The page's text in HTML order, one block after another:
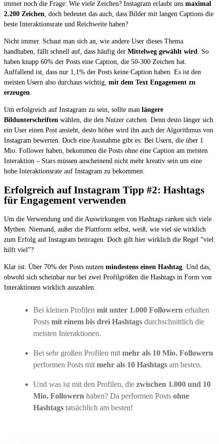
immer noch die Frage: Wie viele Zeichen? Instagram erlaubt uns maximal
2.200 Zeichen, doch bedeutet das auch, dass Bilder mit langen Captions die
beste Interaktionsrate und Reichweite haben?
Nicht immer. Schaut man sich an, wie andere User dieses Thema
handhaben, fällt schnell auf, dass häufig der Mittelweg gewählt wird. So
haben knapp 60% der Posts eine Caption, die 50-300 Zeichen hat.
Auffallend ist, dass nur 1,1% der Posts keine Caption haben. Es ist den
meisten Usern also durchaus wichtig, mit dem Text Engagement zu
erzeugen.
Um erfolgreich auf Instagram zu sein, sollte man längere
Bildunterschriften wählen, die den Nutzer catchen. Denn desto länger sich
ein User einen Post ansieht, desto höher wird ihn auch der Algorithmus von
Instagram bewerten. Doch eine Ausnahme gibt es: Bei Usern, die über 1
Mio. Follower haben, bekommen die Posts ohne eine Caption am meisten
Interaktion – Stars müssen anscheinend nicht mehr kreativ sein um eine
hohe Interaktionsrate auf Instagram zu bekommen.
Erfolgreich auf Instagram Tipp #2: Hashtags
für Engagement verwenden
Um die Verwendung und die Auswirkungen von Hashtags ranken sich viele
Mythen. Niemand, außer die Plattform selbst, weiß, wie viel sie wirklich
zum Erfolg auf Instagram beitragen. Doch gilt hier wirklich die Regel “viel
hilft viel”?
Klar ist: Über 70% der Posts nutzen mindestens einen Hashtag. Und das,
obwohl sich scheinbar nur bei zwei Profilgrößen die Hashtags in Form von
Interaktionen wirklich auszahlen.
Bei kleinen Profilen mit unter 1.000 Followern erhalten
Posts mit einem bis drei Hashtags durchschnittlich die
meisten Interaktionen.
Bei sehr großen Profilen mit mehr als 10 Mio. Followern
performen Posts mit mehr als 10 Hashtags am besten.
Und was ist mit den Profilen, die zwischen 1.000 und 10
Mio. Followern haben? Da performen Posts ohne
Hashtags tatsächlich am besten!